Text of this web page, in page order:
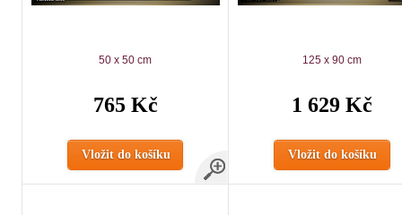
50 x 50 cm
765 Kč
Vložit do košíku
125 x 90 cm
1 629 Kč
Vložit do košíku